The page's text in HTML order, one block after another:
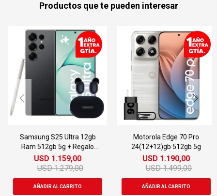
Productos que te pueden interesar
Samsung S25 Ultra 12gb
Ram 512gb 5g + Regalo
Open Box
USD 1.159,00
USD 1.279,00
Motorola Edge 70 Pro
24(12+12)gb 512gb 5g
USD 1.190,00
USD 1.499,00